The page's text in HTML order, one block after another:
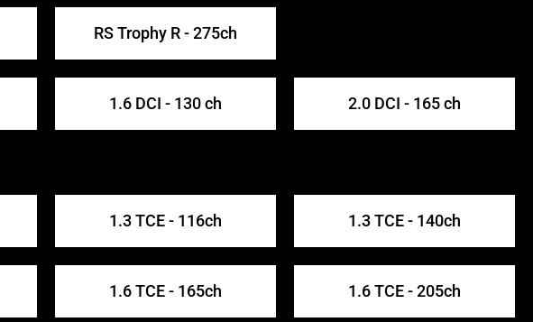
RS Trophy R - 275ch
1.6 DCI - 130 ch 2.0 DCI - 165 ch
1.3 TCE - 116ch 1.3 TCE - 140ch
1.6 TCE - 165ch 1.6 TCE - 205ch